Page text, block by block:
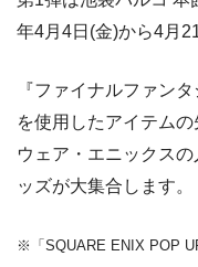
年4月4日(金)から4月
『ファイナルファン
を使用したアイテム
ウェア・エニックス
ッズが大集合します。
※「SQUARE ENIX POP